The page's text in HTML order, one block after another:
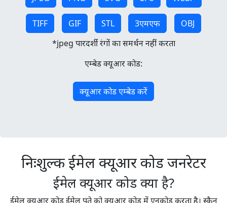
TIFF GIF STL 3एमएफ
OBJ
*jpeg पारदर्शी रंगों का समर्थन नहीं करता
एम्बेड क्यूआर कोड:
क्यूआर कोड एम्बेड करें
निःशुल्क ईमेल क्यूआर कोड जनरेटर
ईमेल क्यूआर कोड क्या है?
ईमेल क्यूआर कोड ईमेल पते को क्यूआर कोड में एनकोड करता है। स्कैन